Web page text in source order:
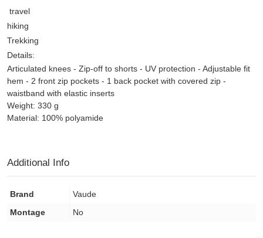
travel
hiking
Trekking
Details:
Articulated knees - Zip-off to shorts - UV protection - Adjustable fit
hem - 2 front zip pockets - 1 back pocket with covered zip -
waistband with elastic inserts
Weight: 330 g
Material: 100% polyamide
Additional Info
Brand
Vaude
Montage
No